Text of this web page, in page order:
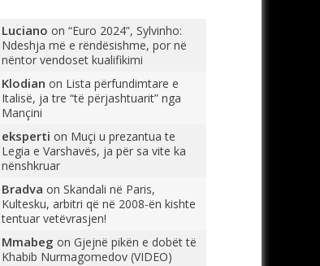
Luciano on “Euro 2024”, Sylvinho:
Ndeshja më e rëndësishme, por në
nëntor vendoset kualifikimi
Klodian on Lista përfundimtare e
Italisë, ja tre “të përjashtuarit” nga
Mançini
eksperti on Muçi u prezantua te
Legia e Varshavës, ja për sa vite ka
nënshkruar
Bradva on Skandali në Paris,
Kultesku, arbitri që në 2008-ën kishte
tentuar vetëvrasjen!
Mmabeg on Gjejnë pikën e dobët të
Khabib Nurmagomedov (VIDEO)